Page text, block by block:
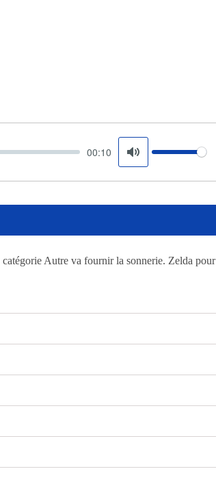
00:10
Mute
Volume
Autre va fournir la sonnerie. Zelda pour